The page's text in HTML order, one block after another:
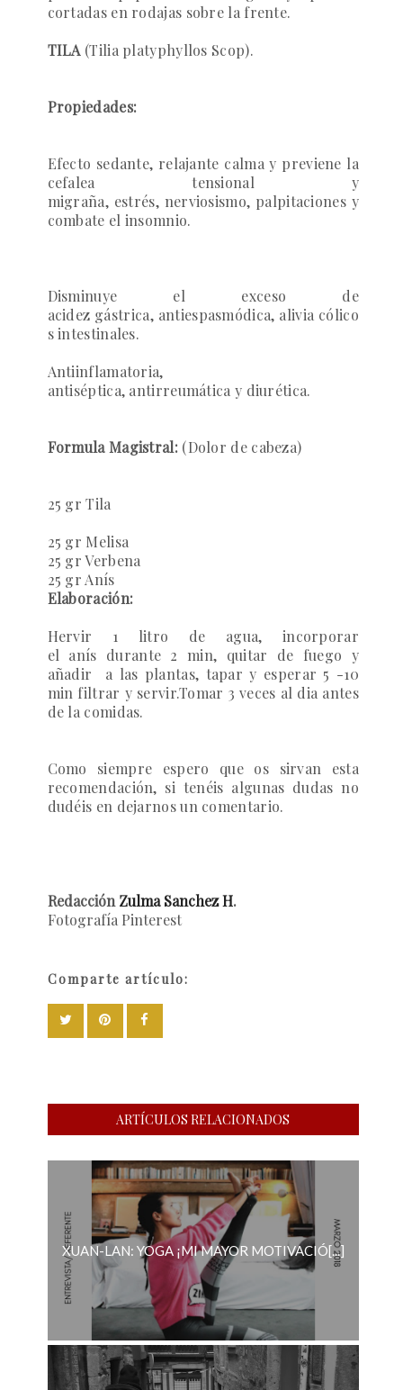
cortadas en rodajas sobre la frente.
TILA (Tilia platyphyllos Scop).
Propiedades:
Efecto sedante, relajante calma y previene la
cefalea tensional y
migraña, estrés, nerviosismo, palpitaciones y
combate el insomnio.
Disminuye el exceso de
acidez gástrica, antiespasmódica, alivia cólico
s intestinales.
Antiinflamatoria,
antiséptica, antirreumática y diurética.
Formula Magistral:(Dolor de cabeza)
25 gr Tila
25 gr Melisa
25 gr Verbena
25 gr Anís
Elaboración:
Hervir 1 litro de agua, incorporar
el anís durante 2 min, quitar de fuego y
añadir a las plantas, tapar y esperar 5 -10
min filtrar y servir.Tomar 3 veces al dia antes
de la comidas.
Como siempre espero que os sirvan esta
recomendación, si tenéis algunas dudas no
dudéis en dejarnos un comentario.
RedacciónZulma Sanchez H.
Fotografía Pinterest
Comparte artículo:
ARTÍCULOS RELACIONADOS
XUAN-LAN: YOGA ¡MI MAYOR MOTIVACIÓ[...]